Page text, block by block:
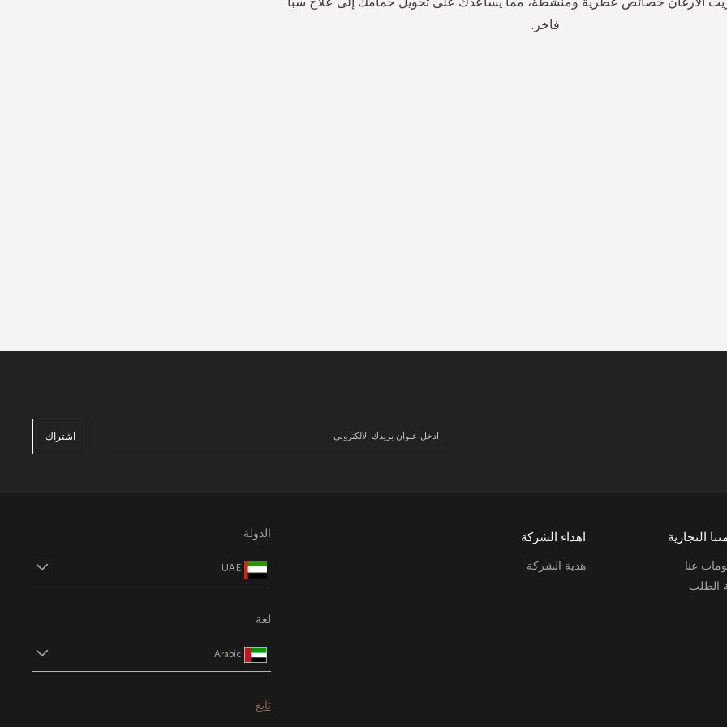
فاخر.
اشتراك
التجارية
عنا
الطلب
اهداء الشركة
هدية الشركة
الدولة
UAE
لغة
Arabic
تابع